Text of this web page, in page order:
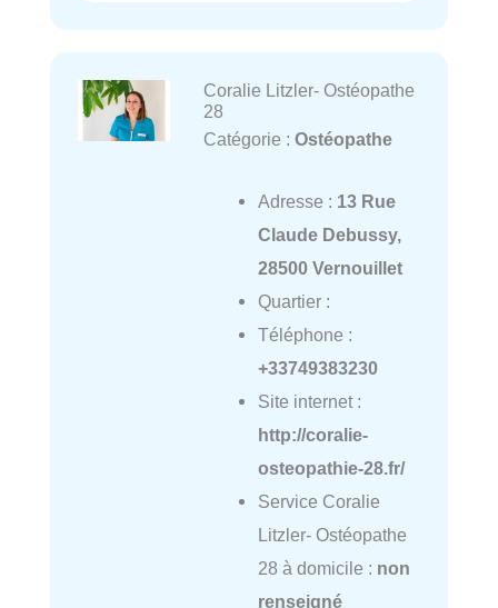
Coralie Litzler- Ostéopathe
28
Catégorie : Ostéopathe
Adresse : 13 Rue
Claude Debussy,
28500 Vernouillet
Quartier :
Téléphone :
+33749383230
Site internet :
http://coralie-
osteopathie-28.fr/
Service Coralie
Litzler- Ostéopathe
28 à domicile : non
renseigné